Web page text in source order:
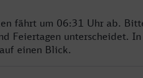
fährt um 06:31 Uhr ab.
Feiertagen unterscheidet.
einen Blick.